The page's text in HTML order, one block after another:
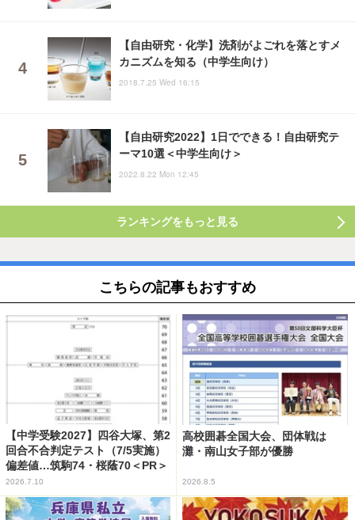
【自由研究・化学】洗剤がよごれを落とすメ
カニズムを知る（中学生向け）
2018.7.25 Wed 16:15
【自由研究2022】1日でできる！自由研究テ
ーマ10選＜中学生向け＞
2022.8.22 Mon 12:45
ランキングをもっと見る
こちらの記事もおすすめ
【中学受験2027】四谷大塚、第2
回合不合判定テスト（7/5実施）
偏差値…筑駒74・桜蔭70＜PR＞
2026.7.10
高校囲碁全国大会、団体戦は
灘・南山女子部が優勝
2026.8.5